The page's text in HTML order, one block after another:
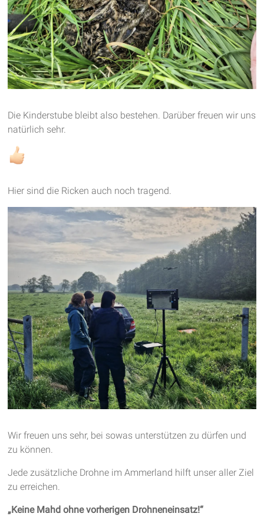
Die Kinderstube bleibt also bestehen. Darüber freuen wir uns
natürlich sehr.
Hier sind die Ricken auch noch tragend.
Wir freuen uns sehr, bei sowas unterstützen zu dürfen und
zu können.
Jede zusätzliche Drohne im Ammerland hilft unser aller Ziel
zu erreichen.
„Keine Mahd ohne vorherigen Drohneneinsatz!“